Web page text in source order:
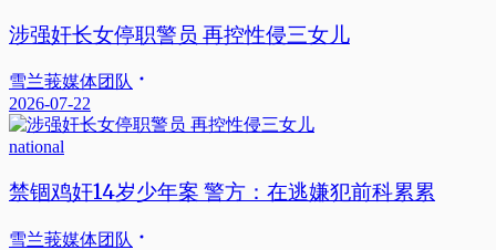
涉强奸长女停职警员 再控性侵三女儿
雪兰莪媒体团队
2026-07-22
national
禁锢鸡奸14岁少年案 警方：在逃嫌犯前科累累
雪兰莪媒体团队